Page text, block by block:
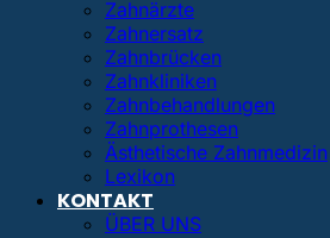
Zahnärzte
Zahnersatz
Zahnbrücken
Zahnkliniken
Zahnbehandlungen
Zahnprothesen
Ästhetische Zahnmedizin
Lexikon
KONTAKT
ÜBER UNS